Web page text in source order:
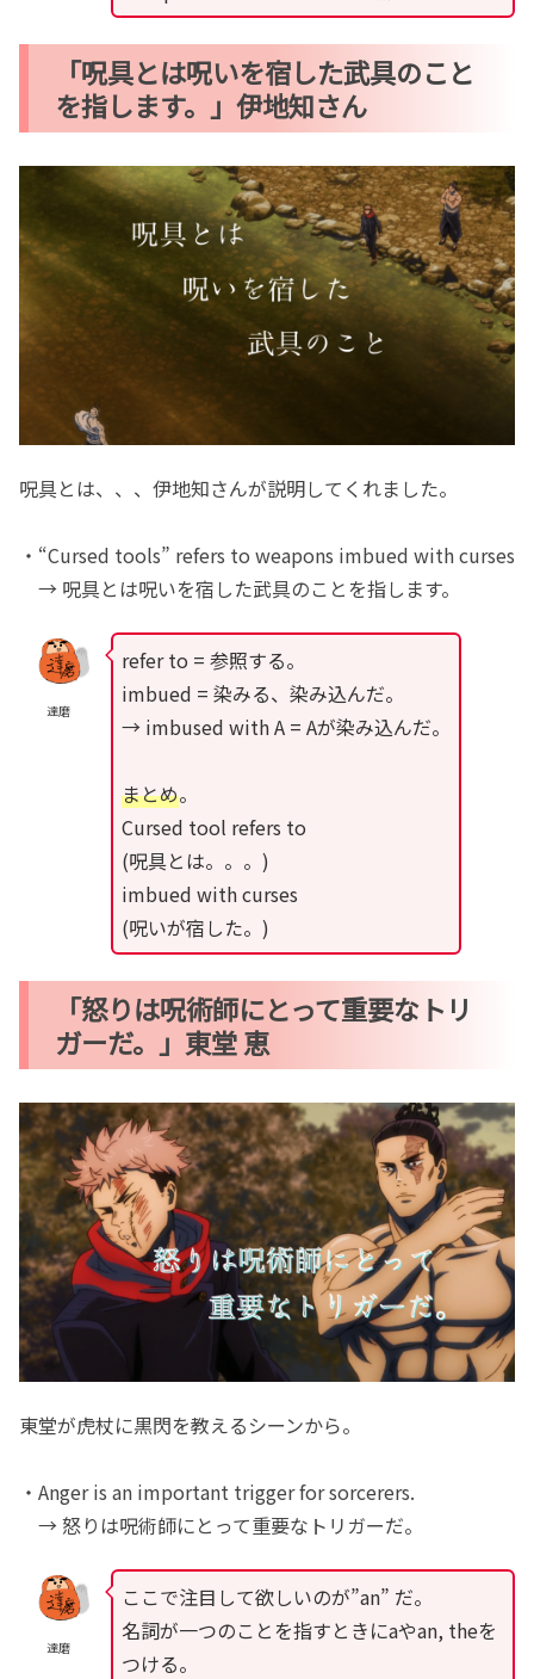
「呪具とは呪いを宿した武具のこと
を指します。」伊地知さん
呪具とは、、、伊地知さんが説明してくれました。
・“Cursed tools” refers to weapons imbued with curses
→ 呪具とは呪いを宿した武具のことを指します。
達磨
refer to = 参照する。
imbued = 染みる、染み込んだ。
→ imbused with A = Aが染み込んだ。
まとめ。
Cursed tool refers to
(呪具とは。。。)
imbued with curses
(呪いが宿した。)
「怒りは呪術師にとって重要なトリ
ガーだ。」東堂 恵
東堂が虎杖に黒閃を教えるシーンから。
・Anger is an important trigger for sorcerers.
→ 怒りは呪術師にとって重要なトリガーだ。
達磨
ここで注目して欲しいのが”an” だ。
名詞が一つのことを指すときにaやan, theを
つける。